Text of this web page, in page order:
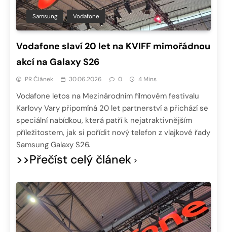
Samsung Vodafone
Vodafone slaví 20 let na KVIFF mimořádnou
akcí na Galaxy S26
PR Článek 30.06.2026 0 4 Mins
Vodafone letos na Mezinárodním filmovém festivalu
Karlovy Vary připomíná 20 let partnerství a přichází se
speciální nabídkou, která patří k nejatraktivnějším
příležitostem, jak si pořídit nový telefon z vlajkové řady
Samsung Galaxy S26.
>>Přečíst celý článek